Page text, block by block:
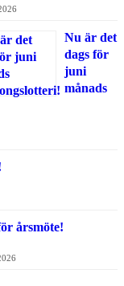
Nu är det
dags för
juni
månads
årsmöte!